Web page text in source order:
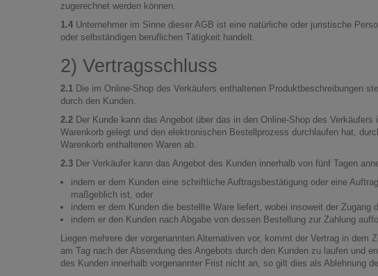
zugerechnet werden können.
1.4 Unternehmer im Sinne dieser AGB ist eine natürliche oder juristische
oder selbständigen beruflichen Tätigkeit handelt.
2) Vertragsschluss
2.1 Die im Online-Shop des Verkäufers enthaltenen Produktbeschreibungen
durch den Kunden.
2.2 Der Kunde kann das Angebot über das in den Online-Shop des
Warenkorb gelegt und den elektronischen Bestellprozess durchlaufen hat,
Warenkorb enthaltenen Waren ab.
2.3 Der Verkäufer kann das Angebot des Kunden innerhalb von fünf Tagen
indem er dem Kunden eine schriftliche Auftragsbestätigung oder eine
maßgeblich ist, oder
indem er dem Kunden die bestellte Ware liefert, wobei insoweit der Zugang
indem er den Kunden nach Abgabe von dessen Bestellung zur Zahlung
Liegen mehrere der vorgenannten Alternativen vor, kommt der Vertrag in
am Tag nach der Absendung des Angebots durch den Kunden zu laufen und
des Kunden innerhalb vorgenannter Frist nicht an, so gilt dies als Ablehnung